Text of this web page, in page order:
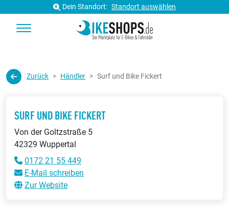
Dein Standort: Standort auswählen
Zurück Händler Surf und Bike Fickert
SURF UND BIKE FICKERT
Von der Goltzstraße 5
42329 Wuppertal
0172 21 55 449
E-Mail schreiben
Zur Website